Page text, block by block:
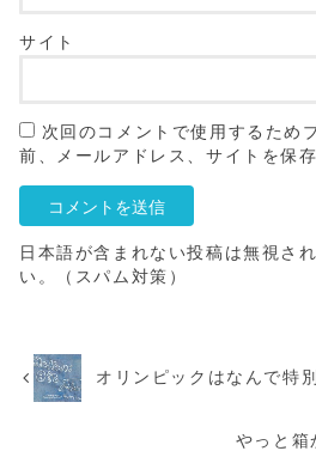
サイト
次回のコメントで使用するため
前、メールアドレス、サイトを保存
日本語が含まれない投稿は無視さ
い。（スパム対策）
オリンピックはなんで特
やっと箱